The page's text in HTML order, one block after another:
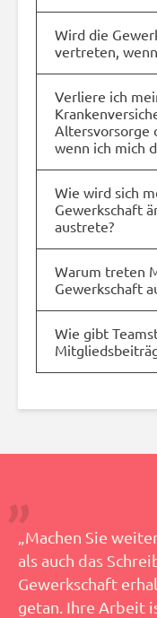
Wird die
vertreten,
Verliere ich
Altersvorsorge
wenn ich mich
Wie wird sich
Gewerkschaft
austrete?
Warum treten
Gewerkschaft
Wie gibt
„Machen Sie
als auch das
Gewerkschaft
getan. Ihre Arbeit